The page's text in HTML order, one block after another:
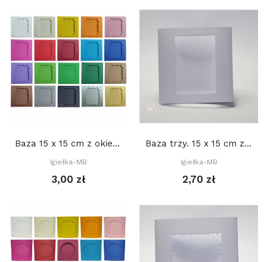
Baza 15 x 15 cm z okienkiem: PROSTOKĄT 3. 9...
Igiełka-MB
3,00 zł
Baza trzy. 15 x 15 cm z okienkiem: Prostokąt.2...
Igiełka-MB
2,70 zł